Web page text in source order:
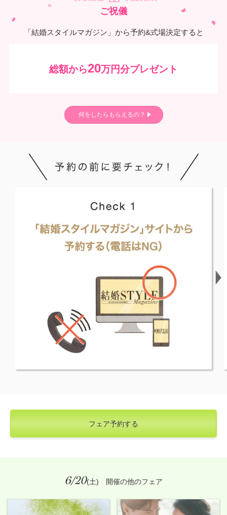
ご祝儀
「結婚スタイルマガジン」から予約&式場決定すると
総額から20万円分プレゼント
何をしたらもらえるの？
フェア予約する
6/20(土) 開催の他のフェア